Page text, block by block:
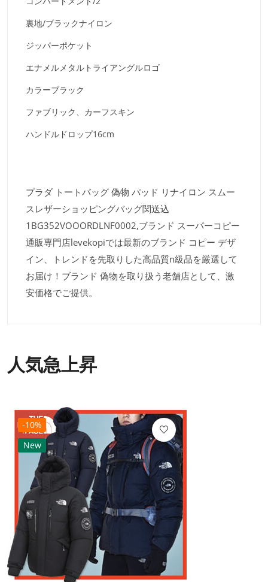
裏地/ブラックナイロン
ジッパーポケット
エナメルメタルトライアングルロゴ
カラーブラック
ファブリック、カーフスキン
ハンドルドロップ16cm
プラダ トートバッグ 偽物 パッド リナイロン スムー
スレザーショッピングバッグ関送込
1BG352VOOORDLNF0002,ブランド スーパーコピー
通販専門店levekopiでは最新のブランド コピー デザ
イン、トレンドを先取りした高品質n級品を厳選して
お届け！ブランド 偽物を取り扱う老舗店として、激
安価格でご提供。
人気急上昇
-10%
New